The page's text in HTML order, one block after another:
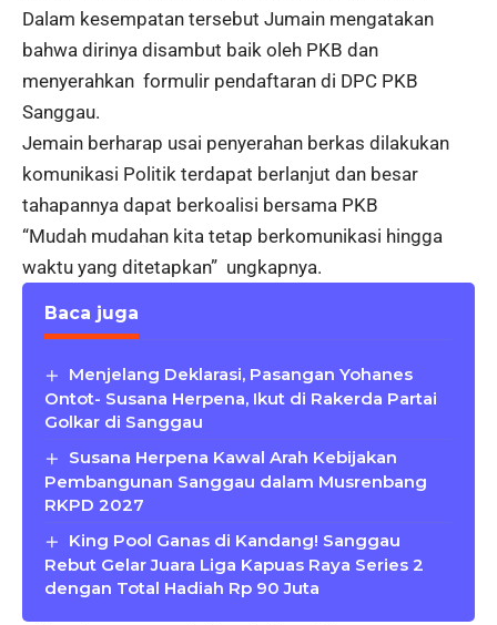
Dalam kesempatan tersebut Jumain mengatakan
bahwa dirinya disambut baik oleh PKB dan
menyerahkan formulir pendaftaran di DPC PKB
Sanggau.
Jemain berharap usai penyerahan berkas dilakukan
komunikasi Politik terdapat berlanjut dan besar
tahapannya dapat berkoalisi bersama PKB
“Mudah mudahan kita tetap berkomunikasi hingga
waktu yang ditetapkan” ungkapnya.
Baca juga
Menjelang Deklarasi, Pasangan Yohanes
Ontot- Susana Herpena, Ikut di Rakerda Partai
Golkar di Sanggau
Susana Herpena Kawal Arah Kebijakan
Pembangunan Sanggau dalam Musrenbang
RKPD 2027
King Pool Ganas di Kandang! Sanggau
Rebut Gelar Juara Liga Kapuas Raya Series 2
dengan Total Hadiah Rp 90 Juta